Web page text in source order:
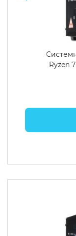
Ryzen